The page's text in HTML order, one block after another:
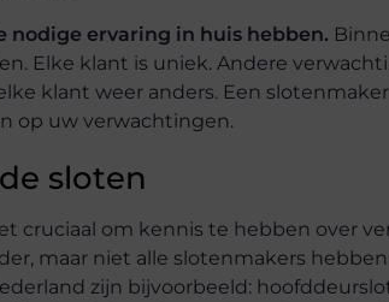
nodige ervaring in huis hebben.
Elke klant is uniek. Andere
klant weer anders. Een
op uw verwachtingen.
sloten
cruciaal om kennis te hebben over
maar niet alle slotenmakers
zijn bijvoorbeeld: